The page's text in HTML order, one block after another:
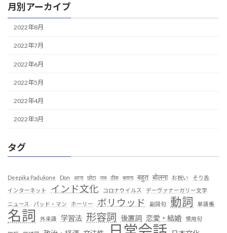
月別アーカイブ
2022年8月
2022年7月
2022年6月
2022年5月
2022年4月
2022年3月
タグ
Deepika Padukone Don आना छोटा जब ठीक बताना बहुत बोलना お祝い
そり舌
インターネット
インド文化 コロナウイルス デーヴァナーガリー文字
ニュース パッド・マン ホーリー ボリウッド 副詞句 動詞 単語帳
名詞 外来語 学習法 形容詞 後置詞 恋愛・結婚 慣用句